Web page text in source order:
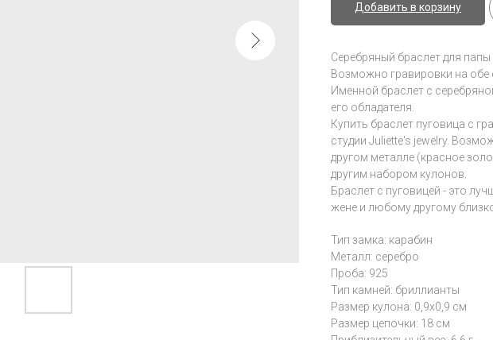
Добавить в корзину
Серебряный браслет для
Возможно гравировки на обе
Именной браслет с
его обладателя.
Купить браслет пуговица с
студии Juliette's jewelry.
другом металле (красное
другим набором кулонов.
Браслет с пуговицей - это
жене и любому другому
Тип замка: карабин
Металл: серебро
Проба: 925
Тип камней: бриллианты
Размер кулона: 0,9x0,9 см
Размер цепочки: 18 см